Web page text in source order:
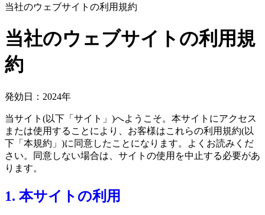
当社のウェブサイトの利用規約
当社のウェブサイトの利用規
約
発効日：2024年
当サイト(以下「サイト」)へようこそ。本サイトにアクセス
または使用することにより、お客様はこれらの利用規約(以
下「本規約」)に同意したことになります。よくお読みくだ
さい。同意しない場合は、サイトの使用を中止する必要があ
ります。
1. 本サイトの利用